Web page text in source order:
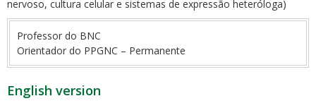
nervoso, cultura celular e sistemas de expressão heteróloga)
Professor do BNC
Orientador do PPGNC – Permanente
English version